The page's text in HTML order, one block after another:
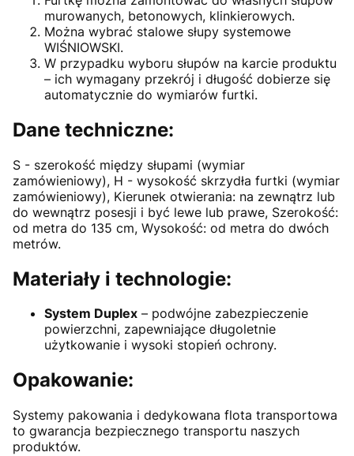
murowanych, betonowych, klinkierowych.
Można wybrać stalowe słupy systemowe
WIŚNIOWSKI.
W przypadku wyboru słupów na karcie produktu
– ich wymagany przekrój i długość dobierze się
automatycznie do wymiarów furtki.
Dane techniczne:
S - szerokość między słupami (wymiar
zamówieniowy), H - wysokość skrzydła furtki (wymiar
zamówieniowy), Kierunek otwierania: na zewnątrz lub
do wewnątrz posesji i być lewe lub prawe, Szerokość:
od metra do 135 cm, Wysokość: od metra do dwóch
metrów.
Materiały i technologie:
System Duplex – podwójne zabezpieczenie
powierzchni, zapewniające długoletnie
użytkowanie i wysoki stopień ochrony.
Opakowanie:
Systemy pakowania i dedykowana flota transportowa
to gwarancja bezpiecznego transportu naszych
produktów.